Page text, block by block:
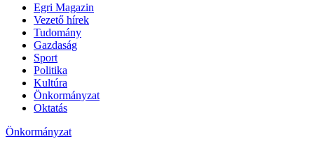
Egri Magazin
Vezető hírek
Tudomány
Gazdaság
Sport
Politika
Kultúra
Önkormányzat
Oktatás
Önkormányzat